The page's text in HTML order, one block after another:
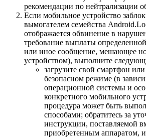
рекомендации по нейтрализации
Если мобильное устройство
вымогателем семейства
отображается обвинение в
требование выплаты
или иное сообщение, мешающее
устройством), выполните
загрузите свой смартфон
безопасном режиме (в
операционной системы и
конкретного мобильного
процедура может быть
способами; обратитесь за
инструкции, поставляемой
приобретенным аппаратом,